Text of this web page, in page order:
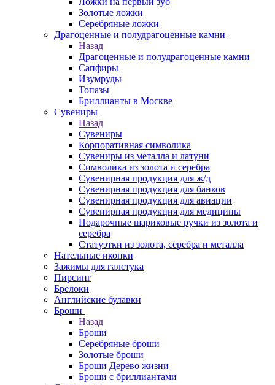
Золотые ложки
Серебряные ложки
Драгоценные и полудрагоценные камни
Назад
Драгоценные и полудрагоценные камни
Сапфиры
Изумруды
Топазы
Бриллианты в Москве
Сувениры
Назад
Сувениры
Корпоративная символика
Сувениры из металла и латуни
Символика из золота и серебра
Сувенирная продукция для ж/д
Сувенирная продукция для банков
Сувенирная продукция для авиации
Сувенирная продукция для медицины
Подарочные шариковые ручки из золота и
серебра
Статуэтки из золота, серебра и металла
Нательные иконки
Зажимы для галстука
Пирсинг
Брелоки
Английские булавки
Броши
Назад
Броши
Серебряные броши
Золотые броши
Броши Дерево жизни
Броши с бриллиантами